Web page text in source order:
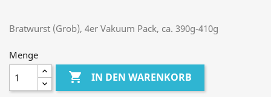
Bratwurst (Grob), 4er Vakuum Pack, ca. 390g-410g
Menge
 IN DEN WARENKORB